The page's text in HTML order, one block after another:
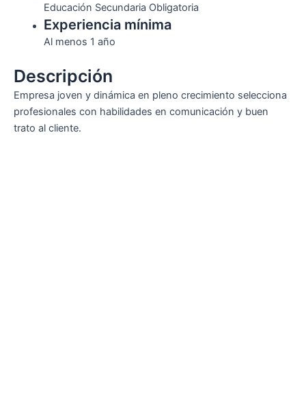
Educación Secundaria Obligatoria
Experiencia mínima
Al menos 1 año
Descripción
Empresa joven y dinámica en pleno crecimiento selecciona
profesionales con habilidades en comunicación y buen
trato al cliente.